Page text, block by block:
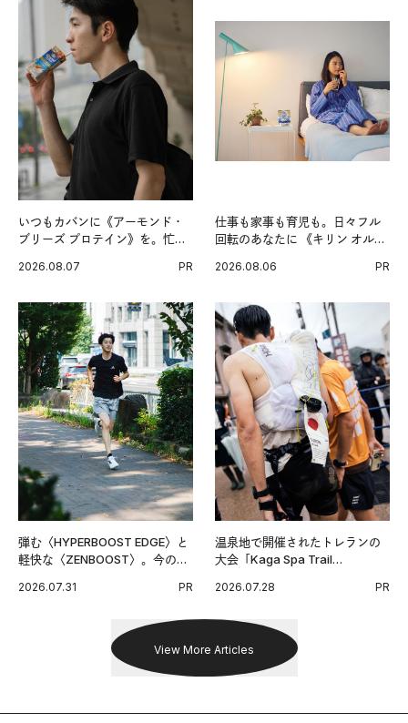
いつもカバンに《アーモンド・
ブリーズ プロテイン》を。忙し
グ習慣。
2026.08.07 PR
仕事も家事も育児も。日々フル
回転のあなたに 《キリン オルニ
2026.08.06 PR
弾む〈HYPERBOOST EDGE〉と
軽快な〈ZENBOOST〉。今の時
出した新機軸。
2026.07.31 PR
温泉地で開催されたトレランの
大会「Kaga Spa Trail
戦を夢見るランナーたちの奮闘
2026.07.28 PR
View More Articles